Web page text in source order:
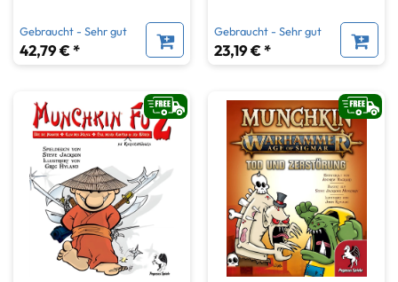
Gebraucht - Sehr gut
42,79 € *
Gebraucht - Sehr gut
23,19 € *